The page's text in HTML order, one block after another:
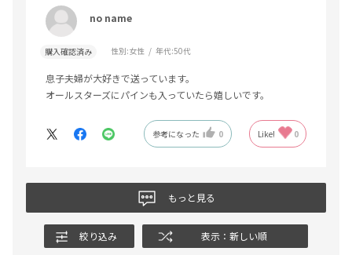
no name
購入確認済み 性別:女性 年代:50代
息子夫婦が大好きで送っています。
オールスターズにパインも入っていたら嬉しいです。
参考になった 0 Like! 0
もっと見る
絞り込み 表示：新しい順